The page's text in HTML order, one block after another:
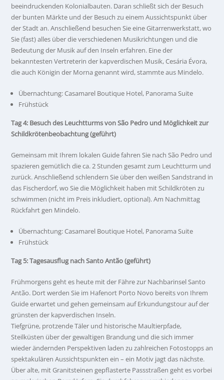
beeindruckenden Kolonialbauten. Daran schließt sich der Besuch
der bunten Märkte und der Besuch zu einem Aussichtspunkt über
der Stadt an. Anschließend besuchen Sie eine Gitarrenwerkstatt, wo
Sie (fast) alles über die verschiedenen Musikrichtungen und die
Bedeutung der Musik auf den Inseln erfahren. Eine der
bekanntesten Vertreterin der kapverdischen Musik, Cesária Évora,
die auch Königin der Morna genannt wird, stammte aus Mindelo.
Übernachtung: Casamarel Boutique Hotel, Panorama Suite
Frühstück
Tag 4: Besuch des Leuchtturms von São Pedro und Möglichkeit zur
Schildkrötenbeobachtung (geführt)
Gemeinsam mit Ihrem lokalen Guide fahren Sie nach São Pedro und
spazieren gemütlich die ca. 2 Stunden gesamt zum Leuchtturm und
zurück. Anschließend schlendern Sie über den weißen Sandstrand in
das Fischerdorf, wo Sie die Möglichkeit haben mit Schildkröten zu
schwimmen (nicht im Preis inkludiert, optional). Am Nachmittag
Rückfahrt gen Mindelo.
Übernachtung: Casamarel Boutique Hotel, Panorama Suite
Frühstück
Tag 5: Tagesausflug nach Santo Antão (geführt)
Frühmorgens geht es heute mit der Fähre zur Nachbarinsel Santo
Antão. Dort werden Sie im Hafenort Porto Novo bereits von Ihrem
Guide erwartet und gehen gemeinsam auf Erkundungstour auf der
grünsten der kapverdischen Inseln.
Tiefgrüne, protzende Täler und historische Maultierpfade,
Steilküsten über der gewaltigen Brandung und die sich immer
wieder ändernden Perspektiven laden zu zahlreichen Fotostopps an
spektakulären Aussichtspunkten ein – ein Motiv jagt das nächste.
Über alte, mit Granitsteinen gepflasterte Passstraßen geht es vorbei